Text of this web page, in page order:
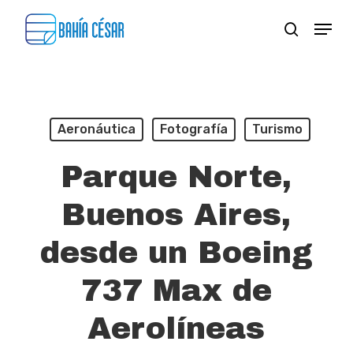
search
Menu
Aeronáutica Fotografía Turismo
Parque Norte,
Buenos Aires,
desde un Boeing
737 Max de
Aerolíneas